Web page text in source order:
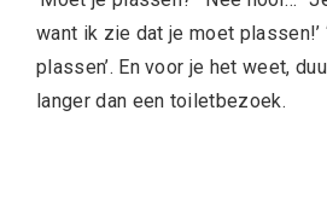
want ik zie dat je moet plassen!’
plassen’. En voor je het weet,
langer dan een toiletbezoek.